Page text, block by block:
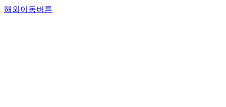
해외이동버튼